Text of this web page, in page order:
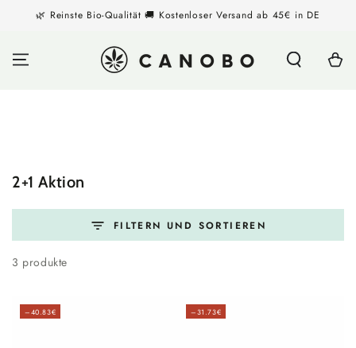
ZUM INHALT
SPRINGEN
🌿 Reinste Bio-Qualität 🚚 Kostenloser Versand ab 45€ in DE
Kollektion:
2+1 Aktion
FILTERN UND SORTIEREN
3 produkte
–40.83€ –31.73€